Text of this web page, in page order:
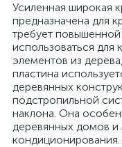
Усиленная широкая
предназначена для
требует
использоваться для
элементов из
пластина
деревянных
подстропильной
наклона. Она
деревянных домов и
кондиционирования.